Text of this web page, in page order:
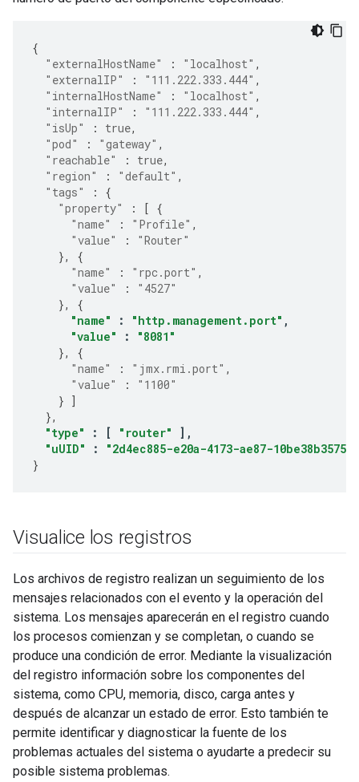
{
"externalHostName"
: "localhost" ,
"externalIP"
: "111.222.333.444" ,
"internalHostName"
: "localhost" ,
"internalIP"
: "111.222.333.444" ,
"isUp"
: true,
"pod"
: "gateway" ,
"reachable"
: true,
"region"
: "default" ,
"tags"
:
{
"property"
: [ {
"name"
: "Profile" ,
"value"
:
"Router"
},
{
"name"
: "rpc.port" ,
"value"
:
"4527"
},
{
"name"
: "http.management.port" ,
"value"
:
"8081"
},
{
"name"
: "jmx.rmi.port" ,
"value"
:
"1100"
} ]
},
"type"
: [ "router"
],
"uUID"
:
"2d4ec885-e20a-4173-ae87-10be38b35750"
}
Visualice los registros
Los archivos de registro realizan un seguimiento de los
mensajes relacionados con el evento y la operación del
sistema. Los mensajes aparecerán en el registro cuando
los procesos comienzan y se completan, o cuando se
produce una condición de error. Mediante la visualización
del registro información sobre los componentes del
sistema, como CPU, memoria, disco, carga antes y
después de alcanzar un estado de error. Esto también te
permite identificar y diagnosticar la fuente de los
problemas actuales del sistema o ayudarte a predecir su
posible sistema problemas.